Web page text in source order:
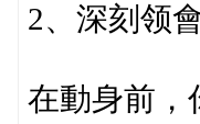
2、深刻领
在動身前，